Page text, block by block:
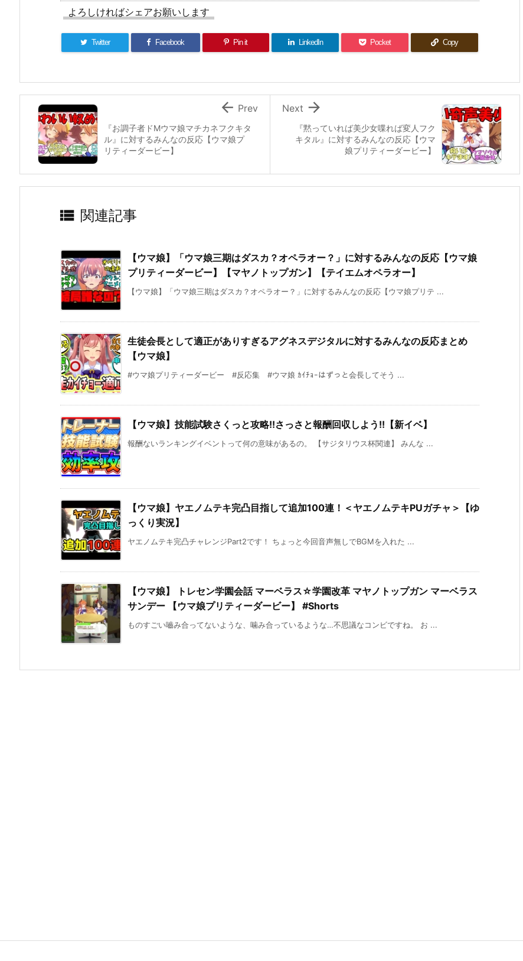
よろしければシェアお願いします
Twitter Facebook Pin it LinkedIn Pocket Copy
『黙っていれば美少女喋れば変人フク
キタル』に対するみんなの反応【ウマ
娘プリティーダービー】

Next
『お調子者ドMウマ娘マチカネフクキタ
ル』に対するみんなの反応【ウマ娘プ
リティーダービー】
 Prev
 関連記事
【ウマ娘】「ウマ娘三期はダスカ？オペラオー？」に対するみんなの反応【ウマ娘
プリティーダービー】【マヤノトップガン】【テイエムオペラオー】
【ウマ娘】「ウマ娘三期はダスカ？オペラオー？」に対するみんなの反応【ウマ娘プリテ ...
生徒会長として適正がありすぎるアグネスデジタルに対するみんなの反応まとめ
【ウマ娘】
#ウマ娘プリティーダービー #反応集 #ウマ娘 ｶｲﾁｮｰはずっと会長してそう ...
【ウマ娘】技能試験さくっと攻略!!さっさと報酬回収しよう!!【新イベ】
報酬ないランキングイベントって何の意味があるの。 【サジタリウス杯関連】 みんな ...
【ウマ娘】ヤエノムテキ完凸目指して追加100連！＜ヤエノムテキPUガチャ＞【ゆ
っくり実況】
ヤエノムテキ完凸チャレンジPart2です！ ちょっと今回音声無しでBGMを入れた ...
【ウマ娘】 トレセン学園会話 マーベラス☆学園改革 マヤノトップガン マーベラス
サンデー 【ウマ娘プリティーダービー】 #Shorts
ものすごい嚙み合ってないような、噛み合っているような…不思議なコンビですね。 お ...